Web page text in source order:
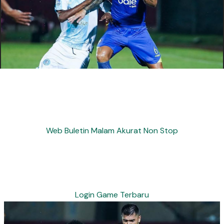
Web Buletin Malam Akurat Non Stop
Login Game Terbaru